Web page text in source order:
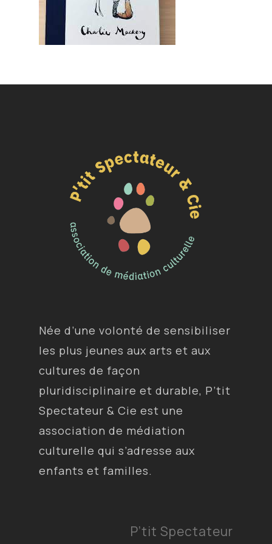
Née d’une volonté de sensibiliser
les plus jeunes aux arts et aux
cultures de façon
pluridisciplinaire et durable, P’tit
Spectateur & Cie est une
association de médiation
culturelle qui s’adresse aux
enfants et familles.
P’tit Spectateur